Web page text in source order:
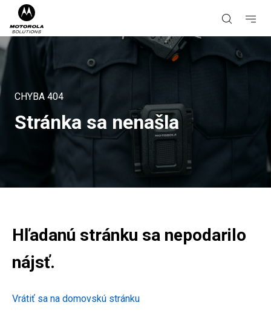
CHYBA 404
Stránka sa nenašla
Hľadanú stránku sa nepodarilo
nájsť.
Vrátiť sa na domovskú stránku